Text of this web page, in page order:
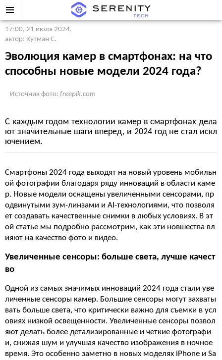
17:00, 21 июля 2024,
автор: Кутман С.
Эволюция камер в смартфонах: на что
способны новые модели 2024 года?
Источник фото: freepik.com
С каждым годом технологии камер в смартфонах дела
ют значительные шаги вперед, и 2024 год не стал искл
ючением.
Смартфоны 2024 года выходят на новый уровень мобильн
ой фотографии благодаря ряду инноваций в области каме
р. Новые модели оснащены увеличенными сенсорами, пр
одвинутыми зум-линзами и AI-технологиями, что позволя
ет создавать качественные снимки в любых условиях. В эт
ой статье мы подробно рассмотрим, как эти новшества вл
ияют на качество фото и видео.
Увеличенные сенсоры: больше света, лучше качест
во
Одной из самых значимых инноваций 2024 года стали уве
личенные сенсоры камер. Большие сенсоры могут захваты
вать больше света, что критически важно для съемки в усл
овиях низкой освещенности. Увеличенные сенсоры позвол
яют делать более детализированные и четкие фотографи
и, снижая шум и улучшая качество изображения в ночное
время. Это особенно заметно в новых моделях iPhone и Sa